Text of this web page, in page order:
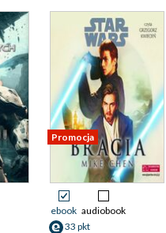
Promocja
ebook audiobook
33 pkt